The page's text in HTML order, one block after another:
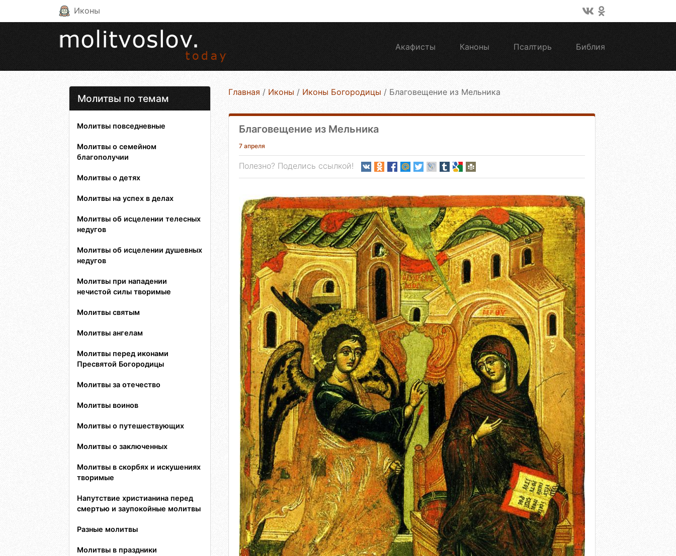
Иконы
Акафисты Каноны Псалтирь Библия
Молитвы по темам
Молитвы повседневные
Молитвы о семейном
благополучии
Молитвы о детях
Молитвы на успех в делах
Молитвы об исцелении телесных
недугов
Молитвы об исцелении душевных
недугов
Молитвы при нападении
нечистой силы творимые
Молитвы святым
Молитвы ангелам
Молитвы перед иконами
Пресвятой Богородицы
Молитвы за отечество
Молитвы воинов
Молитвы о путешествующих
Молитвы о заключенных
Молитвы в скорбях и искушениях
творимые
Напутствие христианина перед
смертью и заупокойные молитвы
Разные молитвы
Молитвы в праздники
Главная / Иконы / Иконы Богородицы / Благовещение из Мельника
Благовещение из Мельника
7 апреля
Полезно? Поделись ссылкой!